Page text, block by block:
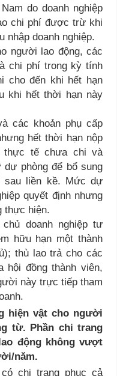
do doanh nghiệp
chi phí được trừ khi
nhập doanh nghiệp.
người lao động, các
chi phí trong kỳ tính
cho đến khi hết hạn
khi hết thời hạn này
các khoản phụ cấp
hết thời hạn nộp
thực tế chưa chi và
dự phòng để bổ sung
sau liền kề. Mức dự
quyết định nhưng
thực hiện.
doanh nghiệp tư
hữu hạn một thành
thù lao trả cho các
hội đồng thành viên,
này trực tiếp tham
hiện vật cho người
từ. Phần chi trang
động không vượt
năm.
chi trang phục cả